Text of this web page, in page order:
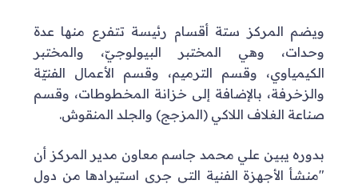
ويضم المركز ستة أقسام رئيسة تتفرع منها عدة
وحدات، وهي المختبر البيولوجيّ، والمختبر
الكيمياوي، وقسم الترميم، وقسم الأعمال الفنيّة
والزخرفة، بالإضافة إلى خزانة المخطوطات، وقسم
صناعة الغلاف اللاكي (المزجج) والجلد المنقوش.
بدوره يبين علي محمد جاسم معاون مدير المركز أن
"منشأ الأجهزة الفنية التي جرى استيرادها من دول